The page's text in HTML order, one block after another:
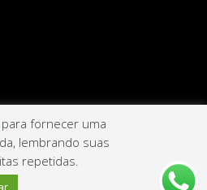
os direitos reservados | Mantido porLink
para fornecer uma
lembrando suas
repetidas.